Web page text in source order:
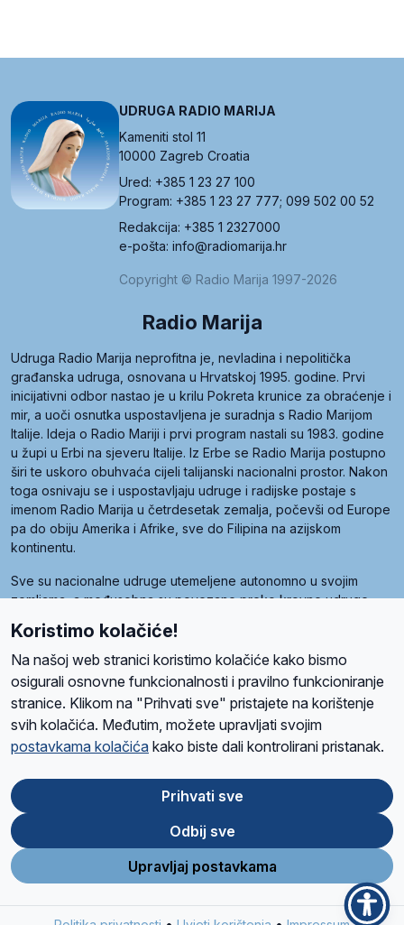
UDRUGA RADIO MARIJA
Kameniti stol 11
10000 Zagreb Croatia
Ured: +385 1 23 27 100
Program: +385 1 23 27 777; 099 502 00 52
Redakcija: +385 1 2327000
e-pošta: info@radiomarija.hr
Copyright © Radio Marija 1997-2026
Radio Marija
Udruga Radio Marija neprofitna je, nevladina i nepolitička
građanska udruga, osnovana u Hrvatskoj 1995. godine. Prvi
inicijativni odbor nastao je u krilu Pokreta krunice za obraćenje i
mir, a uoči osnutka uspostavljena je suradnja s Radio Marijom
Italije. Ideja o Radio Mariji i prvi program nastali su 1983. godine
u župi u Erbi na sjeveru Italije. Iz Erbe se Radio Marija postupno
širi te uskoro obuhvaća cijeli talijanski nacionalni prostor. Nakon
toga osnivaju se i uspostavljaju udruge i radijske postaje s
imenom Radio Marija u četrdesetak zemalja, počevši od Europe
pa do obiju Amerika i Afrike, sve do Filipina na azijskom
kontinentu.
Sve su nacionalne udruge utemeljene autonomno u svojim
zemljama, a međusobna su povezane preko krovne udruge
Radio Maria). Svjetsku obitelj utemeljilo je sedam članica, među
kojima je i hrvatska Udruga Radio Marija.
O namaRadio ProgramVolonteriPrijateljiKontaktPravila privatnosti
Ova stranica je zaštićena Google reCAPTCHA sustavom
Store
Google
Play
Koristimo kolačiće!
Na našoj web stranici koristimo kolačiće kako bismo
osigurali osnovne funkcionalnosti i pravilno funkcioniranje
stranice. Klikom na "Prihvati sve" pristajete na korištenje
svih kolačića. Međutim, možete upravljati svojim
postavkama kolačića kako biste dali kontrolirani pristanak.
Prihvati sve
Odbij sve
Upravljaj postavkama